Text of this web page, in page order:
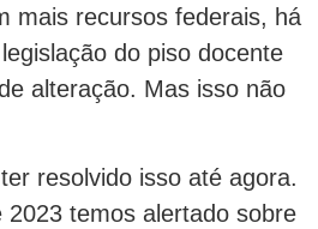
mais recursos federais, há
do piso docente
alteração. Mas isso não
resolvido isso até agora.
2023 temos alertado sobre